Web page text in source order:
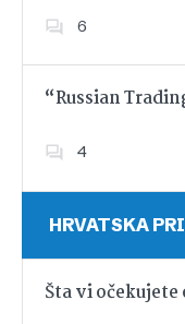
6
“Russian
4
HRVATSKA
Šta vi očekujete